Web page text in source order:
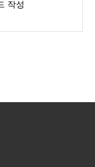
작성